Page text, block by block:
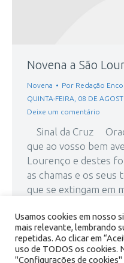
Novena a São
Novena Por Redação
QUINTA-FEIRA, 08 DE
Deixe um comentário
Sinal da Cruz
que ao vosso bem
Lourenço e destes
as chamas e os
que se extingam em
que mesmo na…
Usamos cookies em nosso
mais relevante, lembrando
repetidas. Ao clicar em
uso de TODOS os cookies.
"Configurações de